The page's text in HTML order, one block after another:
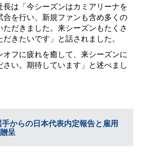
は「今シーズンはカミアリーナを
合を行い、新規ファンも含め多くの
だきました。来シーズンもたくさ
きたいです」と話されました。
フに疲れを癒して、来シーズンに
い。期待しています」と述べまし
からの日本代表内定報告と雇用
呈